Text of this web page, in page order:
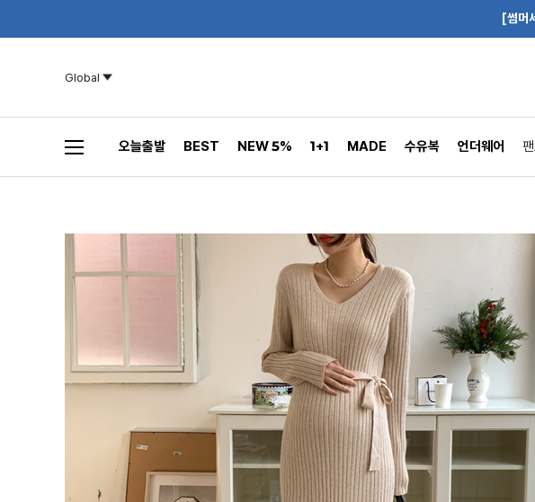
[썸머
Global
오늘출발 BEST NEW 5% 1+1 MADE 수유복 언더웨어